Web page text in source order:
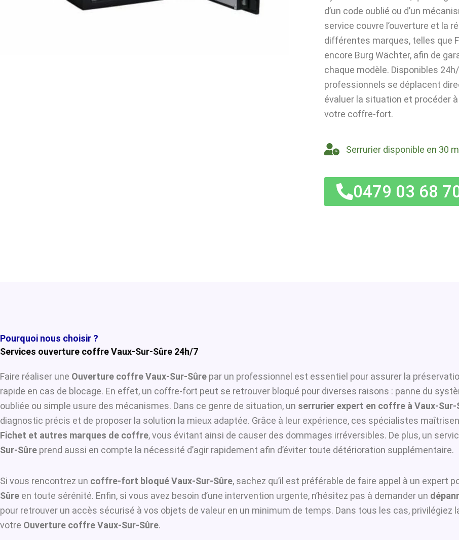
d’un code oublié ou d’un
service couvre l’ouverture et la
différentes marques, telles que
encore Burg Wächter, afin de
chaque modèle. Disponibles
professionnels se déplacent
évaluer la situation et procéder
votre coffre-fort.
Serrurier disponible en 30
0479 03 68
Pourquoi nous choisir ?
Services ouverture coffre Vaux-Sur-Sûre 24h/7
Faire réaliser une Ouverture coffre Vaux-Sur-Sûre par un professionnel est essentiel pour assurer la
rapide en cas de blocage. En effet, un coffre-fort peut se retrouver bloqué pour diverses raisons : panne du
oubliée ou simple usure des mécanismes. Dans ce genre de situation, un serrurier expert en coffre à Vaux-Sur-
diagnostic précis et de proposer la solution la mieux adaptée. Grâce à leur expérience, ces spécialistes
Fichet et autres marques de coffre, vous évitant ainsi de causer des dommages irréversibles. De plus, un
Sur-Sûre prend aussi en compte la nécessité d’agir rapidement afin d’éviter toute détérioration supplémentaire.
Si vous rencontrez un coffre-fort bloqué Vaux-Sur-Sûre, sachez qu’il est préférable de faire appel à un expert
Sûre en toute sérénité. Enfin, si vous avez besoin d’une intervention urgente, n’hésitez pas à demander un
pour retrouver un accès sécurisé à vos objets de valeur en un minimum de temps. Dans tous les cas,
votre Ouverture coffre Vaux-Sur-Sûre.